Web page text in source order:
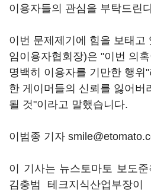
이용자들의 관심을 부탁드린
이번 문제제기에 힘을 보태고
임이용자협회장)은 "이번 의
명백히 이용자를 기만한 행위
한 게이머들의 신뢰를 잃어버
될 것"이라고 말했습니다.
이범종 기자
이 기사는 뉴스토마토 보도
김충범 테크지식산업부장이